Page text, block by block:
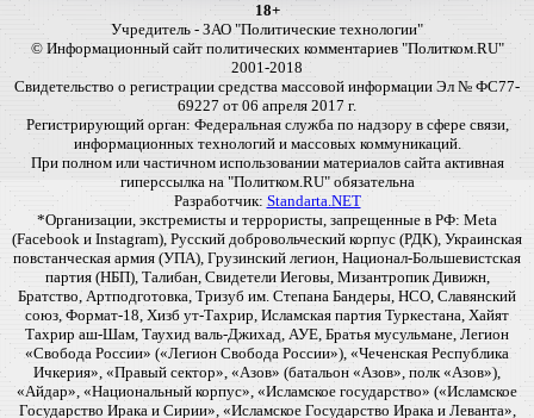
18+
Учредитель - ЗАО "Политические технологии"
© Информационный сайт политических комментариев "Политком.RU"
2001-2018
Свидетельство о регистрации средства массовой информации Эл № ФС77-
69227 от 06 апреля 2017 г.
Регистрирующий орган: Федеральная служба по надзору в сфере связи,
информационных технологий и массовых коммуникаций.
При полном или частичном использовании материалов сайта активная
гиперссылка на "Политком.RU" обязательна
Разработчик: Standarta.NET
*Организации, экстремисты и террористы, запрещенные в РФ: Meta
(Facebook и Instagram), Русский добровольческий корпус (РДК), Украинская
повстанческая армия (УПА), Грузинский легион, Национал-Большевистская
партия (НБП), Талибан, Свидетели Иеговы, Мизантропик Дивижн,
Братство, Артподготовка, Тризуб им. Степана Бандеры, НСО, Славянский
союз, Формат-18, Хизб ут-Тахрир, Исламская партия Туркестана, Хайят
Тахрир аш-Шам, Таухид валь-Джихад, АУЕ, Братья мусульмане, Легион
«Свобода России» («Легион Свобода России»), «Чеченская Республика
Ичкерия», «Правый сектор», «Азов» (батальон «Азов», полк «Азов»),
«Айдар», «Национальный корпус», «Исламское государство» («Исламское
Государство Ирака и Сирии», «Исламское Государство Ирака и Леванта»,